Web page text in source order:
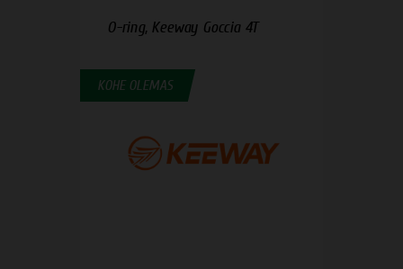
O-ring, Keeway Goccia 4T
KOHE OLEMAS